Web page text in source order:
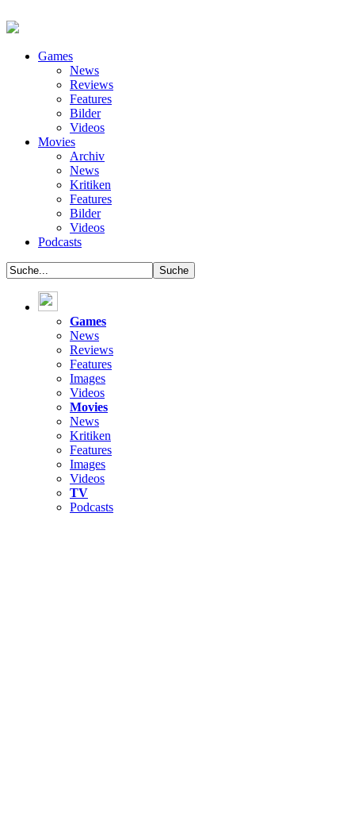
Games
News
Reviews
Features
Bilder
Videos
Movies
Archiv
News
Kritiken
Features
Bilder
Videos
Podcasts
Games
News
Reviews
Features
Images
Videos
Movies
News
Kritiken
Features
Images
Videos
TV
Podcasts